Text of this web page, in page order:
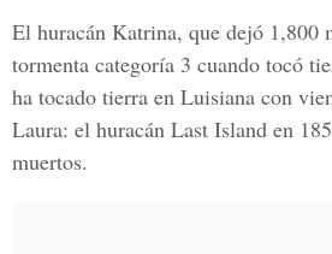
El huracán Katrina, que dejó 1,800
tormenta categoría 3 cuando tocó
ha tocado tierra en Luisiana con
Laura: el huracán Last Island en
muertos.